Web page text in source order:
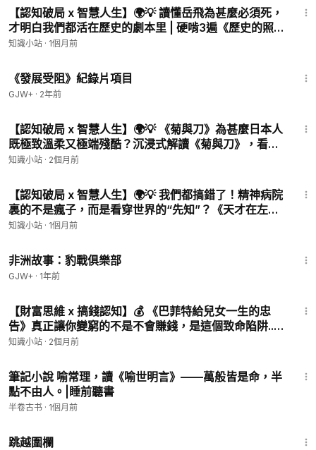
【認知破局 x 智慧人生】🌍💡 讀懂岳飛為甚麼必須死，
才明白我們都活在歷史的劇本里 | 硬啃3遍《歷史的照妖
鏡》，這5個真相讓人後背發涼
知識小站 · 1個月前
《發展受阻》紀錄片項目
GJW+ · 2年前
【認知破局 x 智慧人生】🌍💡 《菊與刀》為甚麼日本人
既極致溫柔又極端殘酷？沉浸式解讀《菊與刀》，看完
格局徹底打開
知識小站 · 2個月前
【認知破局 x 智慧人生】🌍💡 我們都搞錯了！精神病院
裏的不是瘋子，而是看穿世界的“先知”？《天才在左瘋
子在右》這3個故事，細思極恐！
知識小站 · 1個月前
非洲故事：豹戰俱樂部
GJW+ · 1年前
【財富思維 x 搞錢認知】💰 《巴菲特給兒女一生的忠
告》真正讓你變窮的不是不會賺錢，是這個致命陷阱...
別再說《巴菲特給兒女的一生忠告》只是投資指南了！
知識小站 · 2個月前
筆記小說 喻常理，讀《喻世明言》——萬般皆是命，半
點不由人。|睡前聽書
半卷古书 · 1個月前
跳越圍欄